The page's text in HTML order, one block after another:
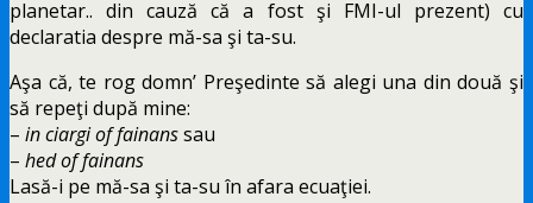
planetar.. din cauză că a fost şi FMI-ul prezent) cu
declaratia despre mă-sa şi ta-su.
Aşa că, te rog domn’ Preşedinte să alegi una din două şi
să repeţi după mine:
– in ciargi of fainanssau
– hed of fainans
Lasă-i pe mă-sa şi ta-su în afara ecuaţiei.